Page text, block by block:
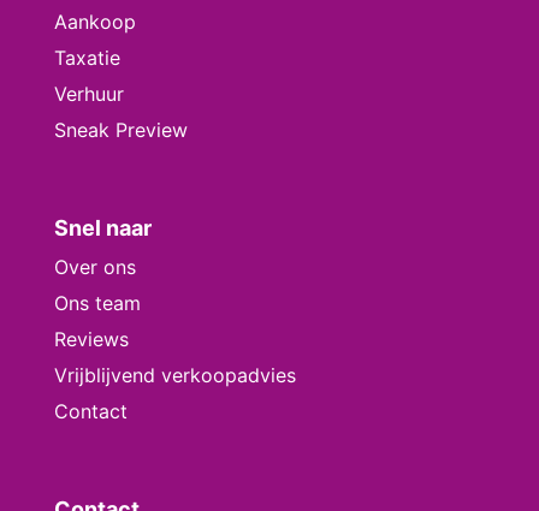
Aankoop
Taxatie
Verhuur
Sneak Preview
Snel naar
Over ons
Ons team
Reviews
Vrijblijvend verkoopadvies
Contact